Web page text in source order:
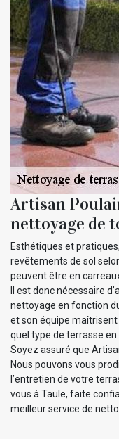
Artisan
nettoyage de
Esthétiques et
revêtements de sol
peuvent être en
Il est donc nécessaire
nettoyage en fonction
et son équipe maîtrisent
quel type de terrasse
Soyez assuré que
Nous pouvons vous
l’entretien de votre
vous à Taule, faite
meilleur service de